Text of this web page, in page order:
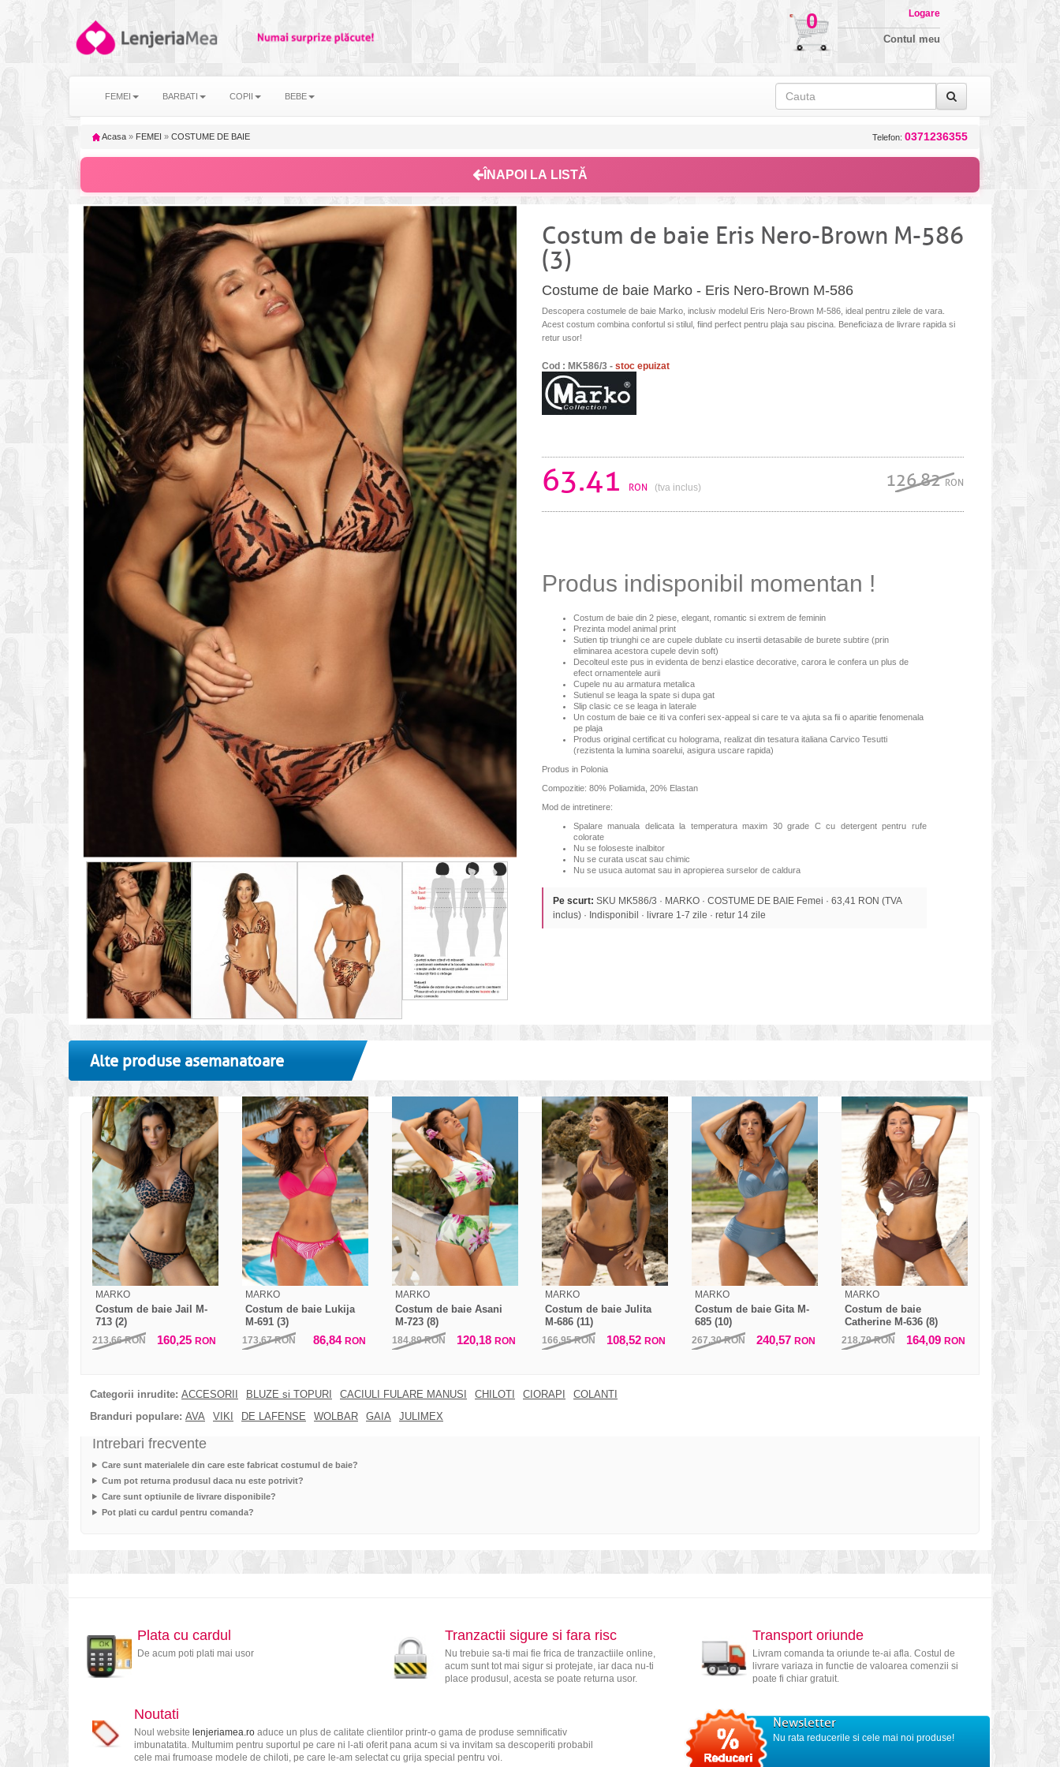
0 Logare
Contul meu
FEMEI BARBATI COPII BEBE
Acasa » FEMEI » COSTUME DE BAIE Telefon: 0371236355
ÎNAPOI LA LISTĂ
Costum de baie Eris Nero-Brown M-586
(3)
Costume de baie Marko - Eris Nero-Brown M-586
Descopera costumele de baie Marko, inclusiv modelul Eris Nero-Brown M-586, ideal pentru zilele de vara.
Acest costum combina confortul si stilul, fiind perfect pentru plaja sau piscina. Beneficiaza de livrare rapida si
retur usor!
Cod : MK586/3 - stoc epuizat
63.41 RON (tva inclus) 126.82RON
Produs indisponibil momentan !
Costum de baie din 2 piese, elegant, romantic si extrem de feminin
Prezinta model animal print
Sutien tip triunghi ce are cupele dublate cu insertii detasabile de burete subtire (prin
eliminarea acestora cupele devin soft)
Decolteul este pus in evidenta de benzi elastice decorative, carora le confera un plus de
efect ornamentele aurii
Cupele nu au armatura metalica
Sutienul se leaga la spate si dupa gat
Slip clasic ce se leaga in laterale
Un costum de baie ce iti va conferi sex-appeal si care te va ajuta sa fii o aparitie fenomenala
pe plaja
Produs original certificat cu holograma, realizat din tesatura italiana Carvico Tesutti
(rezistenta la lumina soarelui, asigura uscare rapida)
Produs in Polonia
Compozitie: 80% Poliamida, 20% Elastan
Mod de intretinere:
Spalare manuala delicata la temperatura maxim 30 grade C cu detergent pentru rufe
colorate
Nu se foloseste inalbitor
Nu se curata uscat sau chimic
Nu se usuca automat sau in apropierea surselor de caldura
Pe scurt: SKU MK586/3 · MARKO · COSTUME DE BAIE Femei · 63,41 RON (TVA
inclus) · Indisponibil · livrare 1-7 zile · retur 14 zile
Alte produse asemanatoare
MARKO
Costum de baie Jail M-
713 (2)
213,66RON 160,25 RON
MARKO
Costum de baie Lukija
M-691 (3)
173,67RON 86,84 RON
MARKO
Costum de baie Asani
M-723 (8)
184,89RON 120,18 RON
MARKO
Costum de baie Julita
M-686 (11)
166,95RON 108,52 RON
MARKO
Costum de baie Gita M-
685 (10)
267,30RON 240,57 RON
MARKO
Costum de baie
Catherine M-636 (8)
218,79RON 164,09 RON
Categorii inrudite: ACCESORII BLUZE si TOPURI CACIULI FULARE MANUSI CHILOTI CIORAPI
COLANTI
Branduri populare: AVA VIKI DE LAFENSE WOLBAR GAIA JULIMEX
Intrebari frecvente
Care sunt materialele din care este fabricat costumul de baie?
Cum pot returna produsul daca nu este potrivit?
Care sunt optiunile de livrare disponibile?
Pot plati cu cardul pentru comanda?
Plata cu cardul
De acum poti plati mai usor
Tranzactii sigure si fara risc
Nu trebuie sa-ti mai fie frica de tranzactiile online,
acum sunt tot mai sigur si protejate, iar daca nu-ti
place produsul, acesta se poate returna usor.
Transport oriunde
Livram comanda ta oriunde te-ai afla. Costul de
livrare variaza in functie de valoarea comenzii si
poate fi chiar gratuit.
Noutati
Noul website lenjeriamea.roaduce un plus de calitate clientilor printr-o gama de produse semnificativ
imbunatatita. Multumim pentru suportul pe care ni l-ati oferit pana acum si va invitam sa descoperiti probabil
cele mai frumoase modele de chiloti, pe care le-am selectat cu grija special pentru voi.
Newsletter
Nu rata reducerile si cele mai noi produse!